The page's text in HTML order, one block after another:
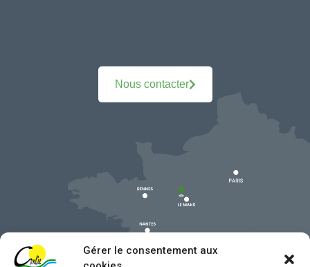
Gérer le consentement aux
Nous contacter